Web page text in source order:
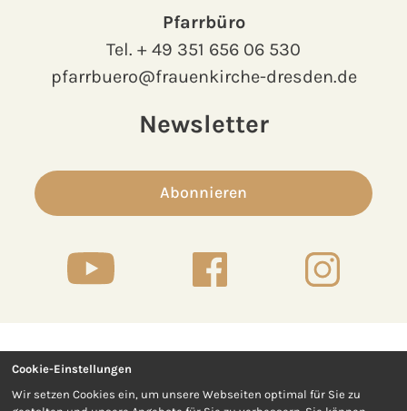
Pfarrbüro
Tel. + 49 351 656 06 530
pfarrbuero@frauenkirche-dresden.de
Newsletter
Abonnieren
Kontakt
Cookie-Einstellungen
Wir setzen Cookies ein, um unsere Webseiten optimal für Sie zu